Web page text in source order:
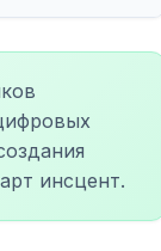
инсцент.